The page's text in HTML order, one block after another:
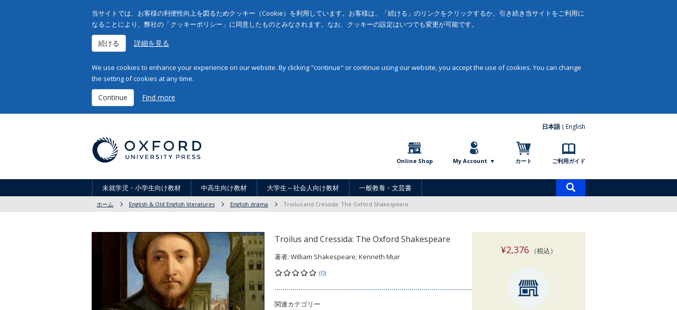
当サイトでは、お客様の利便性向上を図るためクッキー（Cookie）を利用しています。お客様は、「続ける」のリンクをクリックするか、引き続き当サイトをご利用に
なることにより、弊社の「クッキーポリシー」に同意したものとみなされます。なお、クッキーの設定はいつでも変更が可能です。
続ける 詳細を見る
We use cookies to enhance your experience on our website. By clicking "continue" or continue using our website, you accept the use of cookies. You can change
the setting of cookies at any time.
Continue Find more
日本語 English
Online Shop My Account カート ご利用ガイド
未就学児・小学生向け教材 中高生向け教材 大学生～社会人向け教材 一般教養・文芸書
索
ホーム English & Old English literatures English drama Troilus and Cressida: The Oxford Shakespeare
Troilus and Cressida: The Oxford Shakespeare
著者: William Shakespeare; Kenneth Muir
(0)
関連カテゴリー
¥2,376（税込）